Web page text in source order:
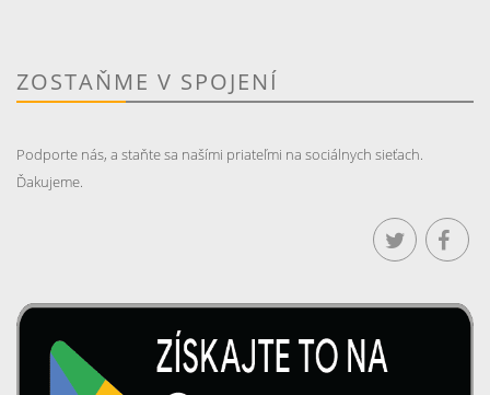
ZOSTAŇME V SPOJENÍ
Podporte nás, a staňte sa našími priateľmi na sociálnych sieťach.
Ďakujeme.